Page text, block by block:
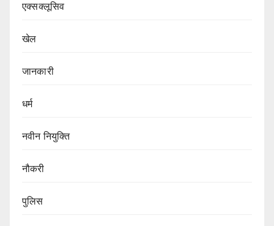
एक्सक्लूसिव
खेल
जानकारी
धर्म
नवीन नियुक्ति
नौकरी
पुलिस